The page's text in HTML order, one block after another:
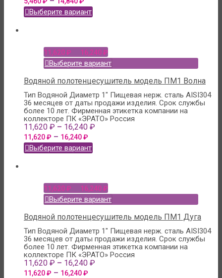
Выберите вариант
11,620₽ 16,240₽
Выберите вариант
Водяной полотенцесушитель модель ПМ1 Волна
Тип Водяной Диаметр 1" Пищевая нерж. сталь AISI304
36 месяцев от даты продажи изделия. Срок службы
более 10 лет. Фирменная этикетка компании на
коллекторе ПК «ЭРАТО» Россия
11,620 ₽ – 16,240 ₽
11,620₽ – 16,240₽
Выберите вариант
11,620₽ 16,240₽
Выберите вариант
Водяной полотенцесушитель модель ПМ1 Дуга
Тип Водяной Диаметр 1" Пищевая нерж. сталь AISI304
36 месяцев от даты продажи изделия. Срок службы
более 10 лет. Фирменная этикетка компании на
коллекторе ПК «ЭРАТО» Россия
11,620 ₽ – 16,240 ₽
11,620₽ – 16,240₽